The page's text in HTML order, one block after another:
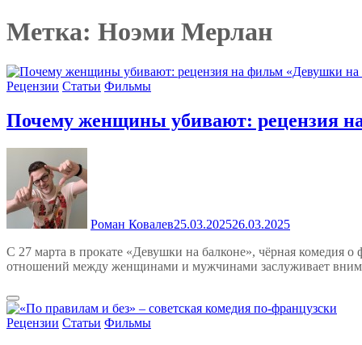
Метка: Ноэми Мерлан
Рецензии Статьи Фильмы
Почему женщины убивают: рецензия
Роман Ковалев25.03.202526.03.2025
С 27 марта в прокате «Девушки на балконе», чёрная комедия
отношений между женщинами и мужчинами заслуживает
Рецензии Статьи Фильмы